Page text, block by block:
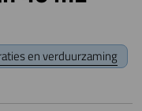
en verduurzaming